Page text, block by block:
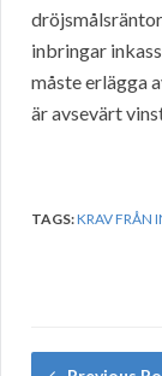
inbringar
måste erlägga
är avsevärt
TAGS:KRAV FRÅN